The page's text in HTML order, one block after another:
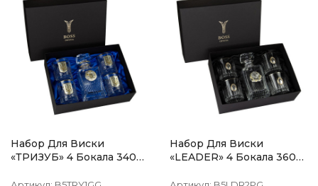
Набор Для Виски
«ТРИЗУБ» 4 Бокала 340
Набор Для Виски
«LEADER» 4 Бокала 360